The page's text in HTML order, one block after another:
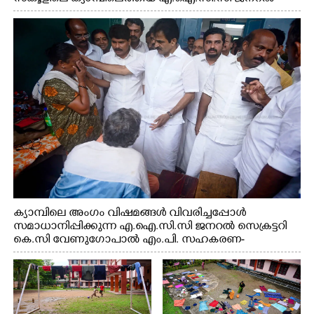
സെക്രട്ടറി കെ.സി വേണുഗോപാൽ എം.പി കുരുന്നിനെ
എടുത്ത് ലാളിച്ചപ്പോൾ. സഹകരണ-എക്സൈസ്
വകുപ്പ് മന്ത്രി എം. ലിജു, കൃഷിവകുപ്പ് മന്ത്രി ടി. സിദ്ദിഖ്,
റെജി ചെറിയാൻ എം. എൽ. എ എന്നിവർ സമീപം
ക്യാമ്പിലെ അംഗം വിഷമങ്ങൾ വിവരിച്ചപ്പോൾ
സമാധാനിപ്പിക്കുന്ന എ.ഐ.സി.സി ജനറൽ സെക്രട്ടറി
കെ.സി വേണുഗോപാൽ എം.പി. സഹകരണ-
എക്സൈസ് വകുപ്പ് മന്ത്രി എം. ലിജു, എന്നിവർ